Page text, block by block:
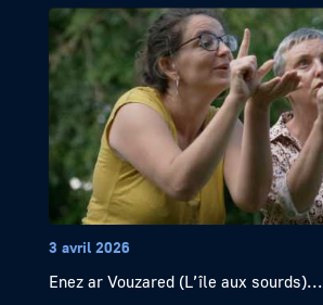
3 avril 2026
Enez ar Vouzared (L’île aux sourds)...